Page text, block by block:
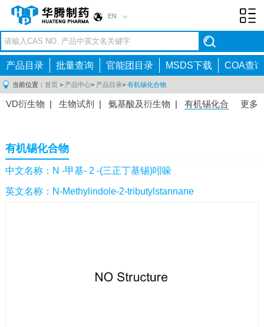
EN
产品目录 批量查询 官能团目录 MSDS下载 COA查询
当前位置： 首页 > 产品中心> 产品目录> 有机锡化合物
更多
VD衍生物 | 生物试剂 | 氨基酸及衍生物 | 有机锡化合
间体|抗高血压药物中间体
感染药物中间体|
体 |抗精神病药物中间体| 抗炎药物中间体
药中间体|其他原料药中间体|
有机锡化合物
中文名称：N -甲基- 2 -(三正丁基锡)吲哚
英文名称：N-Methylindole-2-tributylstannane